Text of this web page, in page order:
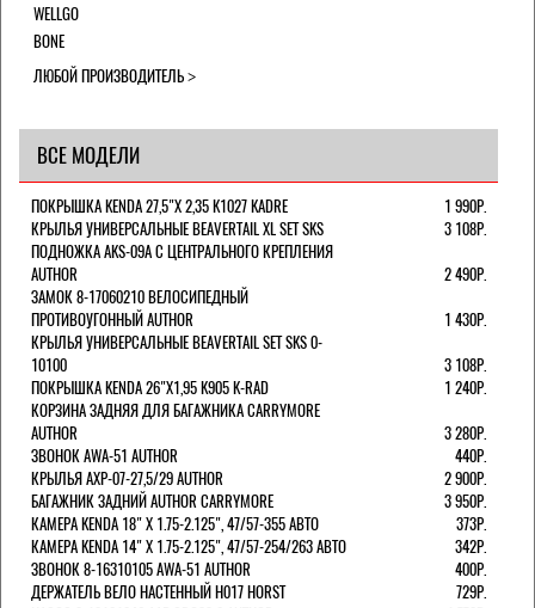
WELLGO
BONE
ЛЮБОЙ ПРОИЗВОДИТЕЛЬ
ВСЕ МОДЕЛИ
ПОКРЫШКА KENDA 27,5"Х 2,35 K1027 KADRE
1 990Р.
КРЫЛЬЯ УНИВЕРСАЛЬНЫЕ BEAVERTAIL XL SET SKS
3 108Р.
ПОДНОЖКА AKS-09A C ЦЕНТРАЛЬНОГО КРЕПЛЕНИЯ
AUTHOR
2 490Р.
ЗАМОК 8-17060210 ВЕЛОСИПЕДНЫЙ
ПРОТИВОУГОННЫЙ AUTHOR
1 430Р.
КРЫЛЬЯ УНИВЕРСАЛЬНЫЕ BEAVERTAIL SET SKS 0-
10100
3 108Р.
ПОКРЫШКА KENDA 26"Х1,95 K905 K-RAD
1 240Р.
КОРЗИНА ЗАДНЯЯ ДЛЯ БАГАЖНИКА CARRYMORE
AUTHOR
3 280Р.
ЗВОНОК AWA-51 AUTHOR
440Р.
КРЫЛЬЯ AXP-07-27,5/29 AUTHOR
2 900Р.
БАГАЖНИК ЗАДНИЙ AUTHOR CARRYMORE
3 950Р.
КАМЕРА KENDA 18" Х 1.75-2.125", 47/57-355 АВТО
373Р.
КАМЕРА KENDA 14" Х 1.75-2.125", 47/57-254/263 АВТО
342Р.
ЗВОНОК 8-16310105 AWA-51 AUTHOR
400Р.
ДЕРЖАТЕЛЬ ВЕЛО НАСТЕННЫЙ H017 HORST
729Р.